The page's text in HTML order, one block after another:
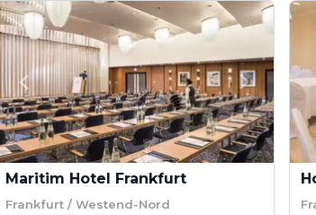
Maritim Hotel Frankfurt
Frankfurt / Westend-Nord